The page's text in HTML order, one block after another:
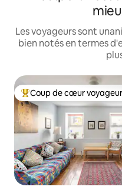
Les voyageurs sont
bien notés en termes
Coups de cœur
Coup de cœur